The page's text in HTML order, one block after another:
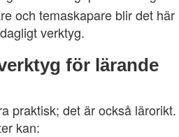
och temaskapare blir det här
verktyg.
för lärande
praktisk; det är också lärorikt.
kan: